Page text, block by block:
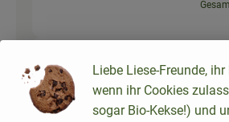
1 Stk
Limette
8,99
Liebe Liese-Freunde,
wenn ihr Cookies
sogar Bio-Kekse!) und